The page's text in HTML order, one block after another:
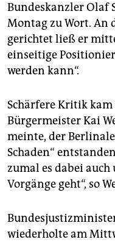
Bundeskanzler Olaf
Montag zu Wort. An
gerichtet ließ er
einseitige
werden kann“.
Schärfere Kritik
Bürgermeister Kai
meinte, der
Schaden“
zumal es dabei
Vorgänge geht“, so
wiederholte am